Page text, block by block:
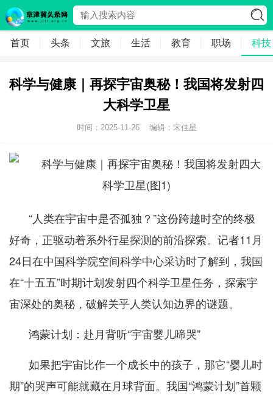
首页 头条 文旅 生活 教育 职场 科技
科学与健康｜再探宇宙奥秘！我国将发射四
大科学卫星
时间：2025-11-26 编辑：宋佳星
“人类在宇宙中是否孤独？”这份跨越时空的终极
好奇，正驱动着系外行星探测的前沿探索。记者11月
24日在中国科学院空间科学中心采访时了解到，我国
在“十五五”时期计划发射四个科学卫星任务，探索宇
宙深处的奥秘，破解关乎人类认知边界的谜题。
鸿蒙计划：赴月背听“宇宙婴儿啼哭”
如果把宇宙比作一个成长中的孩子，那它“婴儿时
期”的哭声可能就藏在月球背面。我国“鸿蒙计划”首颗